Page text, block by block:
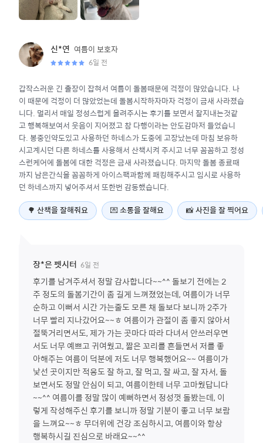
신*연 여름이보호자
6일 전
갑작스러운 긴 출장이 잡혀서 여름이 돌봄때문에 걱정이 많았습니다. 나
이 때문에 걱정이 더 많았었는데 돌봄시작하자마자 걱정이 금새 사라졌습
니다. 멀리서 매일 정성스럽게 올려주시는 후기를 보면서 잘지내는것같
고 행복해보여서 웃음이 지어졌고 참 다행이라는 안도감마저 들었습니
다. 봉중인약도있고 사용하던 하네스가 도중에 고장났는데 마침 보유하
시고계시던 다른 하네스를 사용해서 산책시켜 주시고 너무 꼼꼼하고 정성
스런케어에 돌봄에 대한 걱정은 금새 사라졌습니다. 마지막 돌봄 종료때
까지 남은간식을 꼼꼼하게 아이스팩과함께 패킹해주시고 임시로 사용하
던 하네스까지 넣어주셔서 또한번 감동했습니다.
🌳 산책을 잘해줘요 💌 소통을 잘해요 📸사진을 잘 찍어요
장*은펫시터 6일 전
후기를 남겨주셔서 정말 감사합니다~~^^ 돌보기 전에는 2
주 정도의 돌봄기간이 좀 길게 느껴졌었는데, 여름이가 너무
순하고 이뻐서 시간 가는줄도 모른 채 돌보다 보니까 2주가
너무 빨리 지나갔어요~~ㅎ 여름이가 관절이 좀 좋지 않아서
절뚝거리면서도, 제가 가는 곳마다 따라 다녀서 안쓰러우면
서도 너무 예쁘고 귀여웠고, 짧은 꼬리를 흔들면서 저를 좋
아해주는 여름이 덕분에 저도 너무 행복했어요~~ 여름이가
낯선 곳이지만 적응도 잘 하고, 잘 먹고, 잘 싸고, 잘 자서, 돌
보면서도 정말 안심이 되고, 여름이한테 너무 고마웠답니다
~~^^ 여름이를 정말 많이 예뻐하면서 정성껏 돌봤는데, 이
렇게 작성해주신 후기를 보니까 정말 기분이 좋고 너무 보람
을 느껴요~~ㅎ 무더위에 건강 조심하시고, 여름이와 항상
행복하시길 진심으로 바래요~~^^